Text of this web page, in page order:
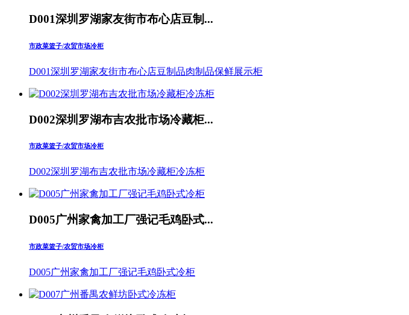
D001深圳罗湖家友街市布心店豆制...
市政菜篮子/农贸市场冷柜
D001深圳罗湖家友街市布心店豆制品肉制品保鲜展示柜
D002深圳罗湖布吉农批市场冷藏柜...
市政菜篮子/农贸市场冷柜
D002深圳罗湖布吉农批市场冷藏柜冷冻柜
D005广州家禽加工厂强记毛鸡卧式...
市政菜篮子/农贸市场冷柜
D005广州家禽加工厂强记毛鸡卧式冷柜